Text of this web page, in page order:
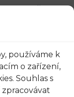
používáme k
o zařízení,
Souhlas s
museli
proti
dveře jsou